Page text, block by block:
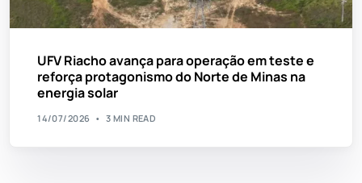
UFV Riacho avança para operação em teste e
reforça protagonismo do Norte de Minas na
energia solar
14/07/2026 3 MIN READ